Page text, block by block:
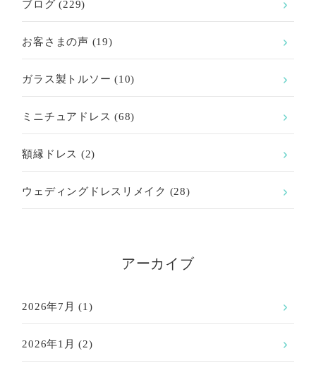
ブログ (229)
お客さまの声 (19)
ガラス製トルソー (10)
ミニチュアドレス (68)
額縁ドレス (2)
ウェディングドレスリメイク (28)
アーカイブ
2026年7月 (1)
2026年1月 (2)